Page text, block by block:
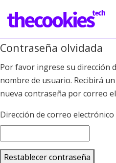
Contraseña olvidada
Por favor ingrese su dirección
nombre de usuario. Recibirá
nueva contraseña por correo
Dirección de correo
Restablecer contraseña